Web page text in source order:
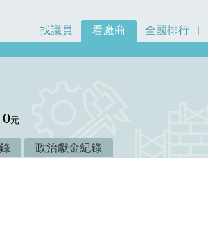
找議員 看廠商 全國排行
0元
政治獻金紀錄